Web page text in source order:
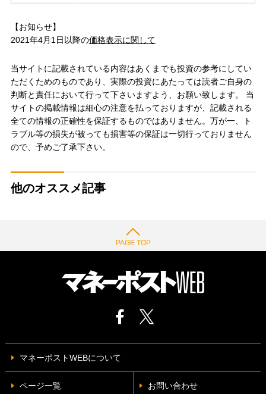
【お知らせ】
2021年4月1日以降の価格表示に関して
当サイトに記載されている内容はあくまでも投資の参考にしてい
ただくためのものであり、実際の投資にあたっては読者ご自身の
判断と責任において行って下さいますよう、お願い致します。 当
サイトの掲載情報は細心の注意を払っておりますが、記載される
全ての情報の正確性を保証するものではありません。万が一、ト
ラブル等の損失が被っても損害等の保証は一切行っておりません
ので、予めご了承下さい。
他のオススメ記事
PAGE TOP
マネーポストWEBについて
ページ一覧 お問い合わせ